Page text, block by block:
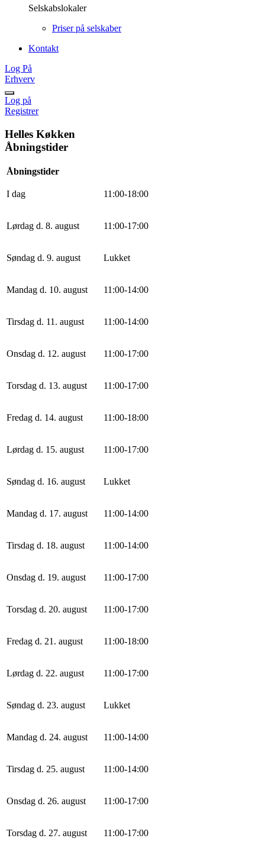
Selskabslokaler
Priser på selskaber
Kontakt
Log På
Erhverv
Log på
Registrer
Helles Køkken
Åbningstider
Åbningstider
I dag 11:00-18:00
Lørdag d. 8. august 11:00-17:00
Søndag d. 9. august Lukket
Mandag d. 10. august 11:00-14:00
Tirsdag d. 11. august 11:00-14:00
Onsdag d. 12. august 11:00-17:00
Torsdag d. 13. august 11:00-17:00
Fredag d. 14. august 11:00-18:00
Lørdag d. 15. august 11:00-17:00
Søndag d. 16. august Lukket
Mandag d. 17. august 11:00-14:00
Tirsdag d. 18. august 11:00-14:00
Onsdag d. 19. august 11:00-17:00
Torsdag d. 20. august 11:00-17:00
Fredag d. 21. august 11:00-18:00
Lørdag d. 22. august 11:00-17:00
Søndag d. 23. august Lukket
Mandag d. 24. august 11:00-14:00
Tirsdag d. 25. august 11:00-14:00
Onsdag d. 26. august 11:00-17:00
Torsdag d. 27. august 11:00-17:00